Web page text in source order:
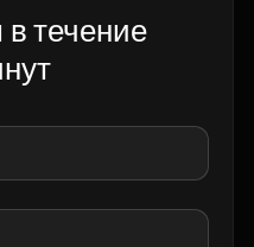
течение